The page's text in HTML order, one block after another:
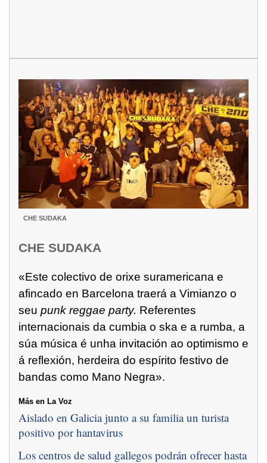
CHE SUDAKA
CHE SUDAKA
«Este colectivo de orixe suramericana e
afincado en Barcelona traerá a Vimianzo o
seu punk reggae party. Referentes
internacionais da cumbia o ska e a rumba, a
súa música é unha invitación ao optimismo e
á reflexión, herdeira do espírito festivo de
bandas como Mano Negra».
Más en La Voz
Aislado en Galicia junto a su familia un turista
positivo por hantavirus
Los centros de salud gallegos podrán ofrecer hasta